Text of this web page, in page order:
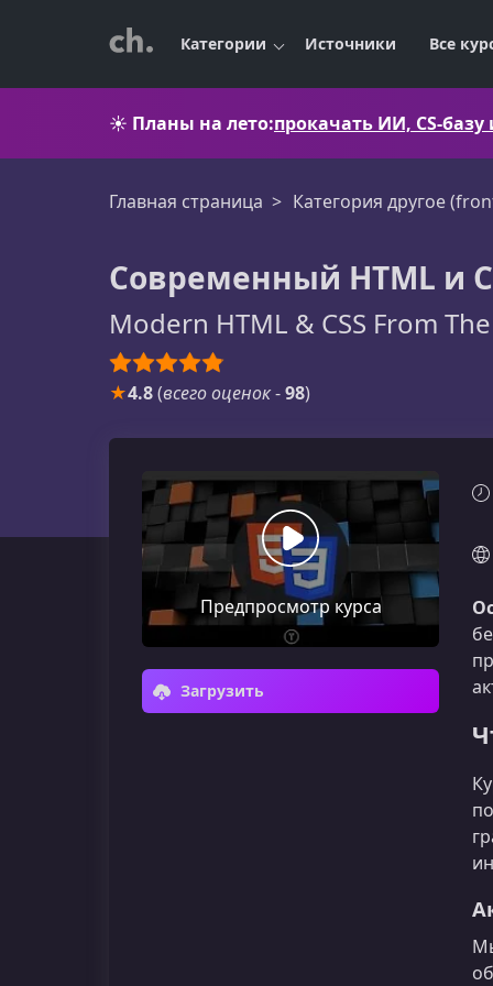
Категории Источники Все
☀️ Планы на лето:прокачать ИИ, CS-
Главная страница Категория другое
Современный HTML и
Modern HTML & CSS From
★4.8(всего оценок-98)
Предпросмотр курса
Загрузить